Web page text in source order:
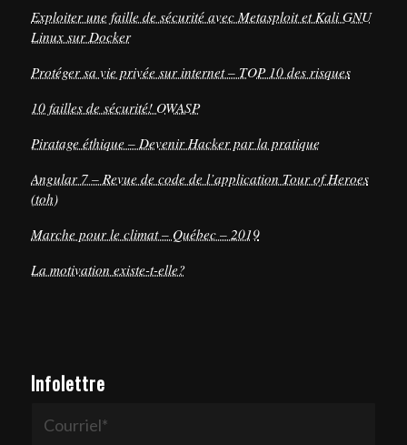
Exploiter une faille de sécurité avec Metasploit et Kali GNU
Linux sur Docker
Protéger sa vie privée sur internet – TOP 10 des risques
10 failles de sécurité! OWASP
Piratage éthique – Devenir Hacker par la pratique
Angular 7 – Revue de code de l’application Tour of Heroes
(toh)
Marche pour le climat – Québec – 2019
La motivation existe-t-elle?
Infolettre